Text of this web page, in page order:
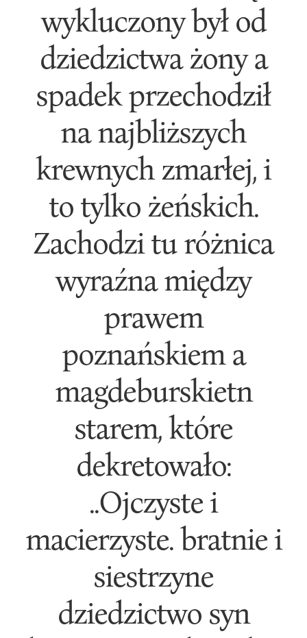
wykluczony był od
dziedzictwa żony a
spadek przechodził
na najbliższych
krewnych zmarłej, i
to tylko żeńskich.
Zachodzi tu różnica
wyraźna między
prawem
poznańskiem a
magdeburskietn
starem, które
dekretowało:
..Ojczyste i
macierzyste. bratnie i
siestrzyne
dziedzictwo syn